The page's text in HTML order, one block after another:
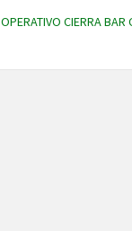
OPERATIVO CIERRA BAR